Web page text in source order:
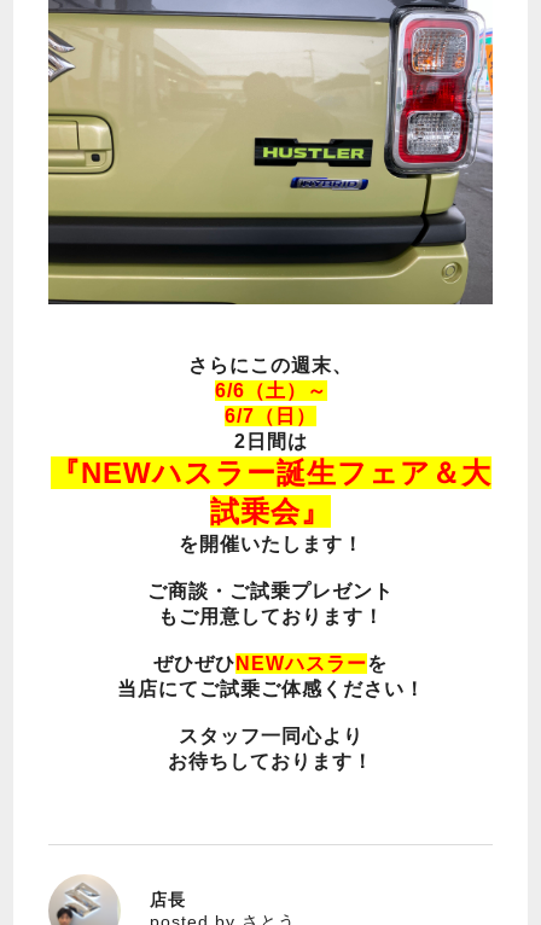
さらにこの週末、
6/6（土）～
6/7（日）
2日間は
『NEWハスラー誕生フェア＆大
試乗会』
を開催いたします！
ご商談・ご試乗プレゼント
もご用意しております！
ぜひぜひ NEWハスラーを
当店にてご試乗ご体感ください！
スタッフ一同心より
お待ちしております！
さとう
店長